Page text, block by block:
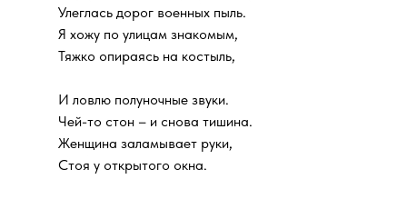
Улеглась дорог военных пыль.
Я хожу по улицам знакомым,
Тяжко опираясь на костыль,
И ловлю полуночные звуки.
Чей-то стон – и снова тишина.
Женщина заламывает руки,
Стоя у открытого окна.